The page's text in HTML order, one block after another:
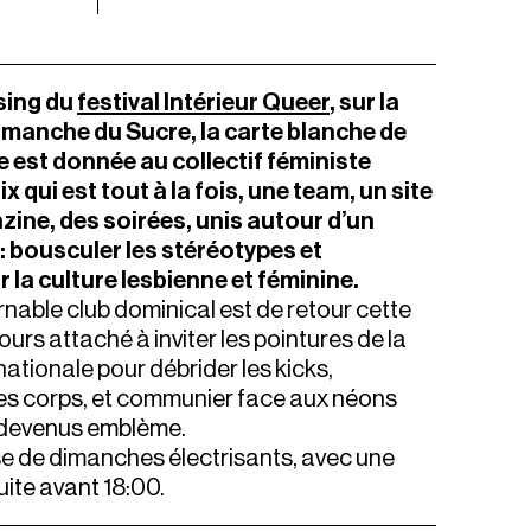
du festival Intérieur Queer, sur la
du Sucre, la carte blanche de
est donnée au collectif féministe
qui est tout à la fois, une team, un site
des soirées, unis autour d’un
bousculer les stéréotypes et
la culture lesbienne et féminine.
club dominical est de retour cette
attaché à inviter les pointures de la
pour débrider les kicks,
corps, et communier face aux néons
emblème.
de dimanches électrisants, avec une
avant 18:00.